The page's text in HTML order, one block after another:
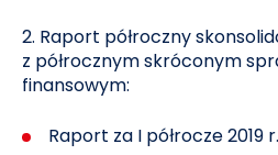
2. Raport półroczny
z półrocznym skróconym
finansowym:
Raport za I półrocze 2019